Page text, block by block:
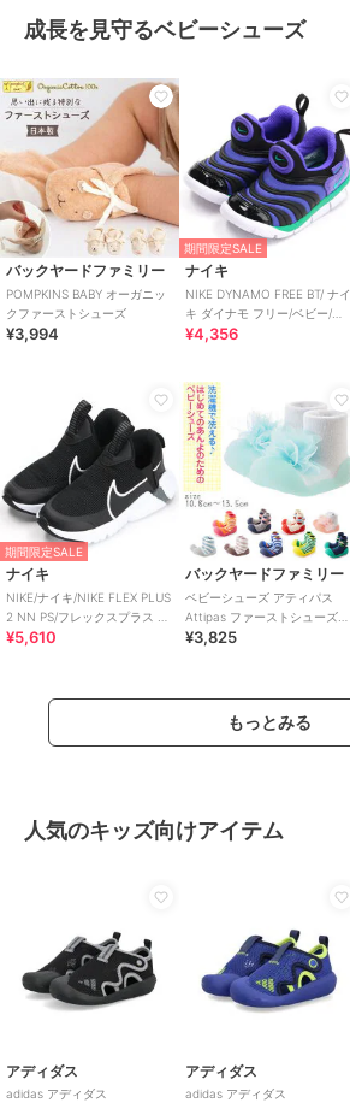
成長を見守るベビーシューズ
バックヤードファミリー
POMPKINS BABY オーガニッ
クファーストシューズ
¥3,994
期間限定SALE
ナイキ
NIKE DYNAMO FREE BT/ ナイ
キ ダイナモ フリー/ベビー/ス
リッポン
¥4,356
期間限定SALE
ナイキ
NIKE/ナイキ/NIKE FLEX PLUS
2 NN PS/フレックスプラス 2
PS
¥5,610
バックヤードファミリー
ベビーシューズ アティパス
Attipas ファーストシューズ
トレーニングシューズ コサー
¥3,825
もっとみる
人気のキッズ向けアイテム
アディダス
adidas アディダス
アディダス
adidas アディダス